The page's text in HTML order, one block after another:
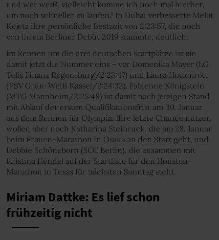
und wer weiß, vielleicht komme ich noch mal hierher,
um noch schneller zu laufen.“ In Dubai verbesserte Melat
Kejeta ihre persönliche Bestzeit von 2:23:57, die noch
von ihrem Berliner Debüt 2019 stammte, deutlich.
Im Rennen um die drei deutschen Startplätze ist sie
damit jetzt die Nummer eins – vor Domenika Mayer (LG
Telis Finanz Regensburg/2:23:47) und Laura Hottenrott
(PSV Grün-Weiß Kassel/2:24:32). Fabienne Königstein
(MTG Mannheim/2:25:48) ist damit nach jetzigen Stand
mit Ablauf der ersten Qualifikationsfrist am 30. Januar
aus dem Rennen für Olympia. Ihre letzte Chance nutzen
wollen aber noch Katharina Steinruck, die am 28. Januar
beim Frauen-Marathon in Osaka an den Start geht, und
Debbie Schöneborn (SCC Berlin), die zusammen mit
Kristina Hendel auf der Startliste für den Houston-
Marathon in Texas für nächsten Sonntag steht.
Miriam Dattke: Es lief schon
frühzeitig nicht